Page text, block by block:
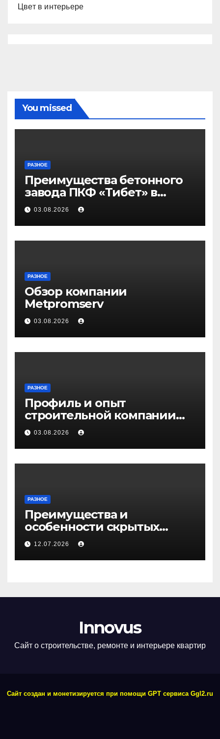
Цвет в интерьере
You missed
РАЗНОЕ
Преимущества бетонного
завода ПКФ «Тибет» в
Волгограде и Волжском
03.08.2026
РАЗНОЕ
Обзор компании
Metpromserv
03.08.2026
РАЗНОЕ
Профиль и опыт
строительной компании
Медичи
03.08.2026
РАЗНОЕ
Преимущества и
особенности скрытых
дверей
12.07.2026
Innovus
Сайт о строительстве, ремонте и интерьере квартир
Сайт создан и монетизируется при помощи GPT сервиса Ggl2.ru